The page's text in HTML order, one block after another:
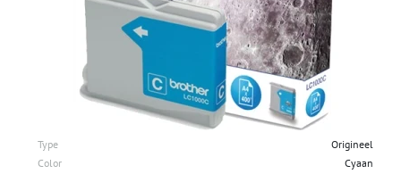
Type
Origineel
Color
Cyaan